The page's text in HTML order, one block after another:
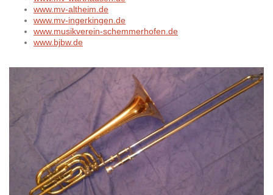
www.mv-altheim.de
www.mv-ingerkingen.de
www.musikverein-schemmerhofen.de
www.bjbw.de